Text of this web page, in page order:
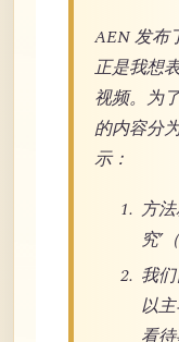
AEN 发布
正是我想
视频。为
的内容分
示：
方
究’
我
以